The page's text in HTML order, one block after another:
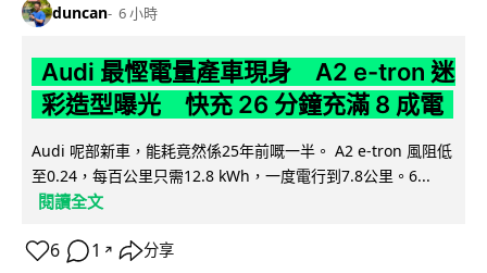
duncan 6 小時
Audi 最慳電量產車現身 A2 e-tron 迷
彩造型曝光 快充 26 分鐘充滿 8 成電
Audi 呢部新車，能耗竟然係25年前嘅一半。 A2 e-tron 風阻低
至0.24，每百公里只需12.8 kWh，一度電行到7.8公里。6...
閱讀全文
6 1 ↗ 分享